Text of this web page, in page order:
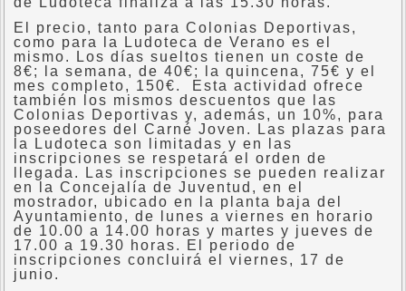
El precio, tanto para Colonias Deportivas,
como para la Ludoteca de Verano es el
mismo. Los días sueltos tienen un coste de
8€; la semana, de 40€; la quincena, 75€ y el
mes completo, 150€. Esta actividad ofrece
también los mismos descuentos que las
Colonias Deportivas y, además, un 10%, para
poseedores del Carné Joven. Las plazas para
la Ludoteca son limitadas y en las
inscripciones se respetará el orden de
llegada. Las inscripciones se pueden realizar
en la Concejalía de Juventud, en el
mostrador, ubicado en la planta baja del
Ayuntamiento, de lunes a viernes en horario
de 10.00 a 14.00 horas y martes y jueves de
17.00 a 19.30 horas. El periodo de
inscripciones concluirá el viernes, 17 de
junio.